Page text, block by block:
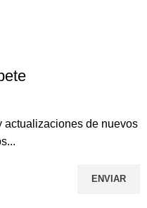
actualizaciones de nuevos